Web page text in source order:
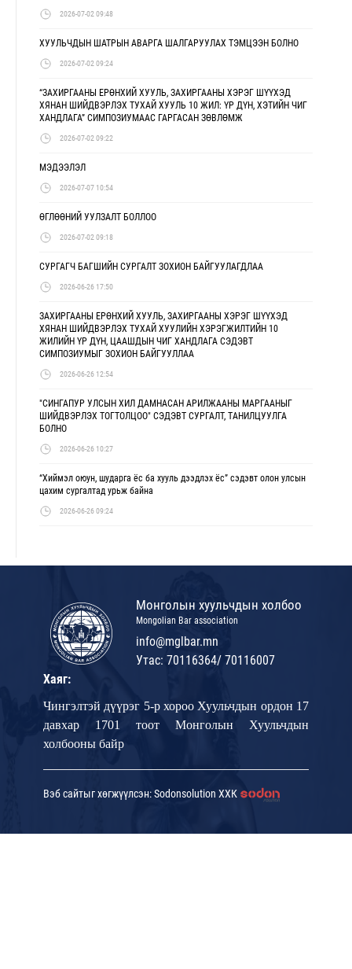
2026-07-02 09:48
ХУУЛЬЧДЫН ШАТРЫН АВАРГА ШАЛГАРУУЛАХ ТЭМЦЭЭН БОЛНО
2026-07-02 09:24
“ЗАХИРГААНЫ ЕРӨНХИЙ ХУУЛЬ, ЗАХИРГААНЫ ХЭРЭГ ШҮҮХЭД
ХЯНАН ШИЙДВЭРЛЭХ ТУХАЙ ХУУЛЬ 10 ЖИЛ: ҮР ДҮН, ХЭТИЙН ЧИГ
ХАНДЛАГА” СИМПОЗИУМААС ГАРГАСАН ЗӨВЛӨМЖ
2026-07-02 09:22
МЭДЭЭЛЭЛ
2026-07-07 10:54
ӨГЛӨӨНИЙ УУЛЗАЛТ БОЛЛОО
2026-07-02 09:18
СУРГАГЧ БАГШИЙН СУРГАЛТ ЗОХИОН БАЙГУУЛАГДЛАА
2026-06-26 17:50
ЗАХИРГААНЫ ЕРӨНХИЙ ХУУЛЬ, ЗАХИРГААНЫ ХЭРЭГ ШҮҮХЭД
ХЯНАН ШИЙДВЭРЛЭХ ТУХАЙ ХУУЛИЙН ХЭРЭГЖИЛТИЙН 10
ЖИЛИЙН ҮР ДҮН, ЦААШДЫН ЧИГ ХАНДЛАГА СЭДЭВТ
СИМПОЗИУМЫГ ЗОХИОН БАЙГУУЛЛАА
2026-06-26 12:54
"СИНГАПУР УЛСЫН ХИЛ ДАМНАСАН АРИЛЖААНЫ МАРГААНЫГ
ШИЙДВЭРЛЭХ ТОГТОЛЦОО" СЭДЭВТ СУРГАЛТ, ТАНИЛЦУУЛГА
БОЛНО
2026-06-26 10:27
“Хиймэл оюун, шударга ёс ба хууль дээдлэх ёс” сэдэвт олон улсын
цахим сургалтад урьж байна
2026-06-26 09:24
Монголын хуульчдын холбоо
Mongolian Bar association
info@mglbar.mn
Утас: 70116364/ 70116007
Хаяг:
Чингэлтэй дүүрэг 5-р хороо Хуульчдын ордон 17
давхар 1701 тоот Монголын Хуульчдын
холбооны байр
Вэб сайтыг хөгжүүлсэн: Sodonsolution ХХК